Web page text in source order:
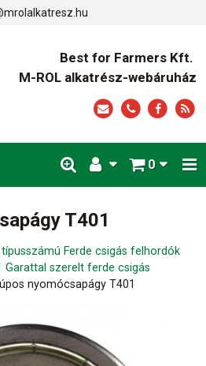
Best for Farmers Kft.
M-ROL alkatrész-webáruház
0
T401
Ferde csigás felhordók
Garattal szerelt ferde csigás
nyomócsapágy T401